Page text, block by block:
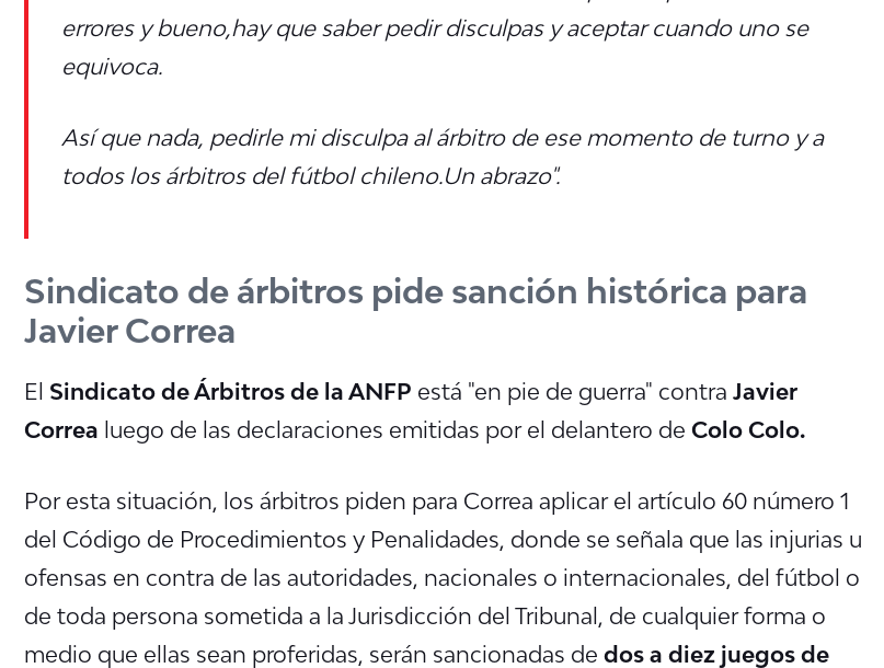
errores y bueno, hay que saber pedir disculpas y aceptar cuando uno se
equivoca.
Así que nada, pedirle mi disculpa al árbitro de ese momento de turno y a
todos los árbitros del fútbol chileno. Un abrazo".
Sindicato de árbitros pide sanción histórica para
Javier Correa
El Sindicato de Árbitros de la ANFP está "en pie de guerra" contra Javier
Correa luego de las declaraciones emitidas por el delantero de Colo Colo.
Por esta situación, los árbitros piden para Correa aplicar el artículo 60 número 1
del Código de Procedimientos y Penalidades, donde se señala que las injurias u
ofensas en contra de las autoridades, nacionales o internacionales, del fútbol o
de toda persona sometida a la Jurisdicción del Tribunal, de cualquier forma o
medio que ellas sean proferidas, serán sancionadas de dos a diez juegos de